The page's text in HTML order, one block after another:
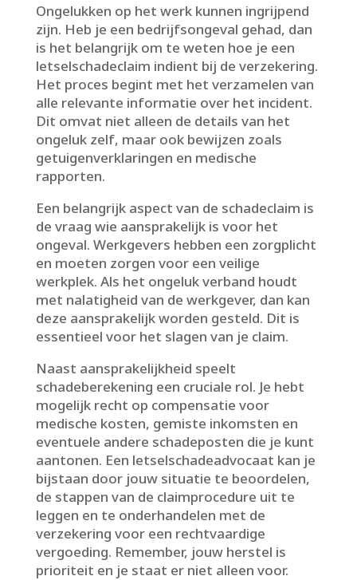
Ongelukken op het werk kunnen ingrijpend
zijn.​ Heb je een bedrijfsongeval gehad, dan
is het belangrijk om te weten hoe je een
letselschadeclaim indient bij de verzekering.​
Het proces begint met het verzamelen van
alle relevante informatie over het incident.​
Dit omvat niet alleen de details van het
ongeluk zelf, maar ook bewijzen zoals
getuigenverklaringen en medische
rapporten.​
Een belangrijk aspect van de schadeclaim is
de vraag wie aansprakelijk is voor het
ongeval.​ Werkgevers hebben een zorgplicht
en moeten zorgen voor een veilige
werkplek.​ Als het ongeluk verband houdt
met nalatigheid van de werkgever, dan kan
deze aansprakelijk worden gesteld.​ Dit is
essentieel voor het slagen van je claim.​
Naast aansprakelijkheid speelt
schadeberekening een cruciale rol.​ Je hebt
mogelijk recht op compensatie voor
medische kosten, gemiste inkomsten en
eventuele andere schadeposten die je kunt
aantonen.​ Een letselschadeadvocaat kan je
bijstaan door jouw situatie te beoordelen,
de stappen van de claimprocedure uit te
leggen en te onderhandelen met de
verzekering voor een rechtvaardige
vergoeding.​ Remember, jouw herstel is
prioriteit en je staat er niet alleen voor.​